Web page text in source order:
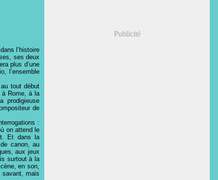
l’histoire
ses deux
plus d’une
l’ensemble
tout début
à Rome, à la
prodigieuse
de
:
on attend le
Et dans la
canon, au
aux jeux
surtout à la
en son,
mais
Publicité